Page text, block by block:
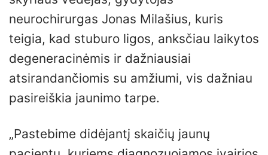
neurochirurgas Jonas Milašius, kuris
teigia, kad stuburo ligos, anksčiau laikytos
degeneracinėmis ir dažniausiai
atsirandančiomis su amžiumi, vis dažniau
pasireiškia jaunimo tarpe.
„Pastebime didėjantį skaičių jaunų